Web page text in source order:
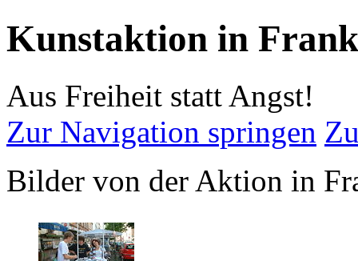
Kunstaktion in
Aus Freiheit statt Angst!
Zur Navigation springen
Bilder von der Aktion in